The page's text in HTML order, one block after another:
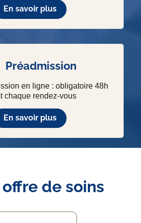
En savoir plus
Préadmission
en ligne : obligatoire 48h
chaque rendez-vous
En savoir plus
de soins